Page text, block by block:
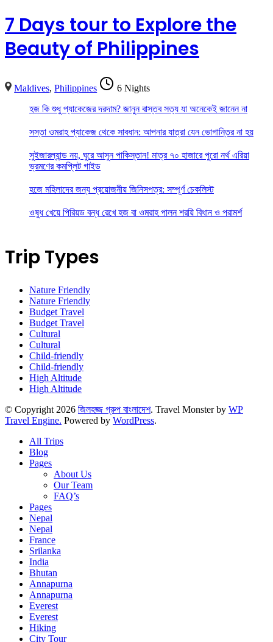
7 Days tour to Explore the
Beauty of Philippines
Maldives,Philippines
6 Nights
হজ কি শুধু প্যাকেজের দরদাম? জানুন বাস্তব সত্য যা অনেকেই জানেন না
সস্তা ওমরাহ প্যাকেজ থেকে সাবধান: আপনার যাত্রা যেন ভোগান্তির না হয়
সুইজারল্যান্ড নয়, ঘুরে আসুন পাকিস্তান! মাত্র ৭০ হাজারে পুরো নর্থ এরিয়া
ভ্রমণের কমপ্লিট গাইড
হজে মহিলাদের জন্য প্রয়োজনীয় জিনিসপত্র: সম্পূর্ণ চেকলিস্ট
ওষুধ খেয়ে পিরিয়ড বন্ধ রেখে হজ বা ওমরাহ পালন শরয়ি বিধান ও পরামর্শ
Trip Types
Nature Friendly
Nature Friendly
Budget Travel
Budget Travel
Cultural
Cultural
Child-friendly
Child-friendly
High Altitude
High Altitude
© Copyright 2026 জিলহজ্জ গ্রুপ বাংলাদেশ. Travel Monster by WP
Travel Engine. Powered by WordPress.
All Trips
Blog
Pages
About Us
Our Team
FAQ’s
Pages
Nepal
Nepal
France
Srilanka
India
Bhutan
Annapurna
Annapurna
Everest
Everest
Hiking
City Tour